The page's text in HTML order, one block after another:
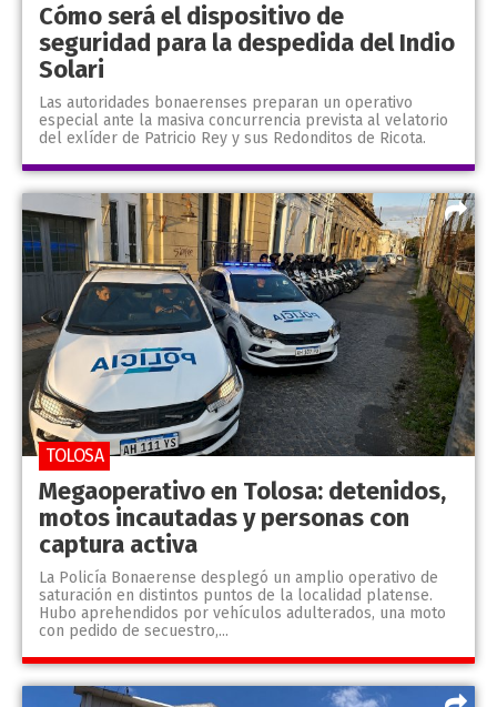
Cómo será el dispositivo de
seguridad para la despedida del Indio
Solari
Las autoridades bonaerenses preparan un operativo
especial ante la masiva concurrencia prevista al velatorio
del exlíder de Patricio Rey y sus Redonditos de Ricota.
Megaoperativo en Tolosa: detenidos,
motos incautadas y personas con
captura activa
La Policía Bonaerense desplegó un amplio operativo de
saturación en distintos puntos de la localidad platense.
Hubo aprehendidos por vehículos adulterados, una moto
con pedido de secuestro,...
TOLOSA